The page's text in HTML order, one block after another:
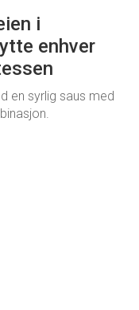
i
enhver
en syrlig saus med